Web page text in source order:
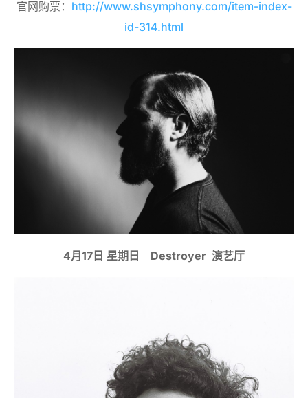
官网购票： http://www.shsymphony.com/item-index-
id-314.html
4月17日 星期日 Destroyer 演艺厅